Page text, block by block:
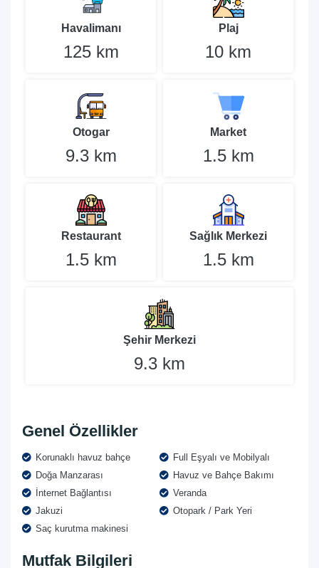
Havalimanı
125 km
Plaj
10 km
Otogar
9.3 km
Market
1.5 km
Restaurant
1.5 km
Sağlık Merkezi
1.5 km
Şehir Merkezi
9.3 km
Genel Özellikler
Korunaklı havuz bahçe
Full Eşyalı ve Mobilyalı
Doğa Manzarası
Havuz ve Bahçe Bakımı
İnternet Bağlantısı
Veranda
Jakuzi
Otopark / Park Yeri
Saç kurutma makinesi
Mutfak Bilgileri